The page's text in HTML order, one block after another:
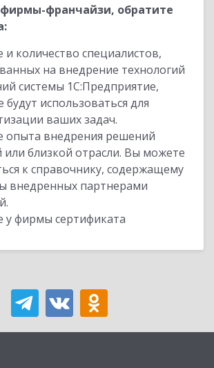
франчайзи, обратите
и количество специалистов,
на внедрение технологий
системы 1С:Предприятие,
будут использоваться для
ваших задач.
опыта внедрения решений
близкой отрасли. Вы можете
к справочнику, содержащему
внедренных партнерами
у фирмы сертификата